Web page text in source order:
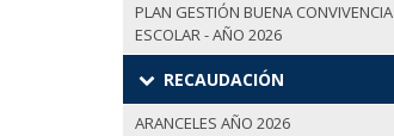
PLAN GESTIÓN BUENA CONVIVENCIA
ESCOLAR - AÑO 2026
RECAUDACIÓN
ARANCELES AÑO 2026